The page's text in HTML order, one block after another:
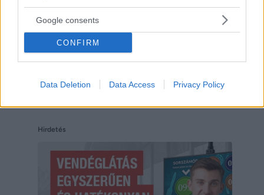
Google consents
CONFIRM
Data Deletion Data Access Privacy Policy
Hirdetés